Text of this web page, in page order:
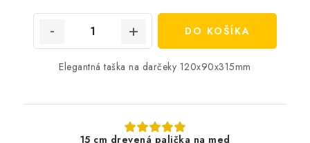
DO KOŠÍKA
Elegantná taška na darčeky 120x90x315mm
15 cm drevená palička na med